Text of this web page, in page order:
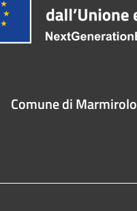
Comune di Marmirolo